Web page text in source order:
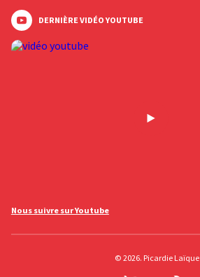
DERNIÈRE VIDÉO YOUTUBE
Nous suivre sur Youtube
© 2026. Picardie Laïque